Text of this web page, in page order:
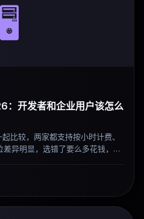
🖥️
开发者和企业用户该怎么
比较，两家都支持按小时计费、
异明显，选错了要么多花钱，要